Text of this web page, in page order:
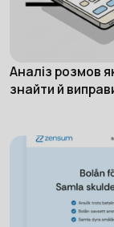
Аналіз розмов
знайти й